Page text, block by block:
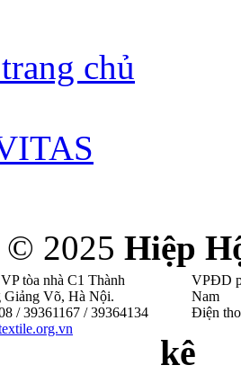
chủ
© 2025 Hiệp
tòa nhà C1 Thành
Giảng Võ, Hà Nội .
/ 39361167 / 39364134
VPĐD
Nam
Điện
kê